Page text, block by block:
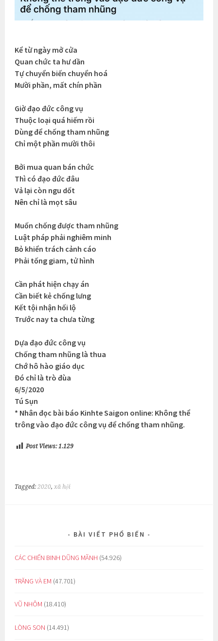
Kể từ ngày mở cửa
Quan chức ta hư dần
Tự chuyển biến chuyển hoá
Mười phần, mất chín phần
Giờ đạo đức công vụ
Thuộc loại quá hiếm rồi
Dùng để chống tham nhũng
Chỉ một phần mười thôi
Bởi mua quan bán chức
Thì có đạo đức đâu
Vả lại còn ngu dốt
Nên chỉ là mọt sâu
Muốn chống được tham nhũng
Luật pháp phải nghiêm minh
Bỏ khiển trách cảnh cáo
Phải tống giam, tử hình
Cần phát hiện chạy án
Cần biết kẻ chống lưng
Kết tội nhận hối lộ
Trước nay ta chưa từng
Dựa đạo đức công vụ
Chống tham nhũng là thua
Chớ hô hào giáo dục
Đó chỉ là trò đùa
6/5/2020
Tú Sụn
* Nhân đọc bài báo Kinhte Saigon online: Không thể
trông vào đạo đức công vụ để chống tham nhũng.
Post Views: 1.129
Tagged:2020, xã hội
BÀI VIẾT PHỔ BIẾN
CÁC CHIẾN BINH DŨNG MÃNH (54.926)
TRĂNG VÀ EM (47.701)
VŨ NHÔM (18.410)
LÒNG SON (14.491)